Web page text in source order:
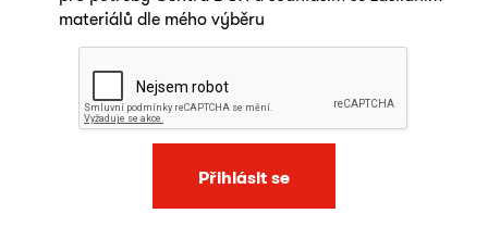
materiálů dle mého výběru
Přihlásit se